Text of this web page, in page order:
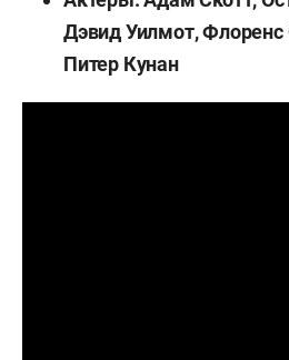
Дэвид Уилмот,
Питер Кунан